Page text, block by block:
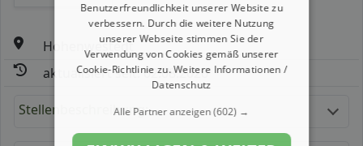
Hohenwestedt
aktualisiert seit: 02.08.2026
Stellenbeschreibung:
Benutzerfreundlichkeit unserer Website zu
verbessern. Durch die weitere Nutzung
unserer Webseite stimmen Sie der
Verwendung von Cookies gemäß unserer
Cookie-Richtlinie zu.Weitere Informationen /
Datenschutz
Alle Partner anzeigen(602) →